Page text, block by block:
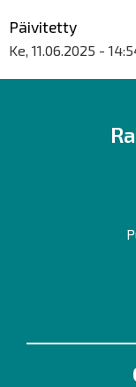
Päivitetty
Ke, 11.06.2025 -